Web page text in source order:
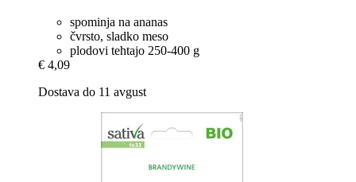
spominja na ananas
čvrsto, sladko meso
plodovi tehtajo 250-400 g
€ 4,09
Dostava do 11 avgust